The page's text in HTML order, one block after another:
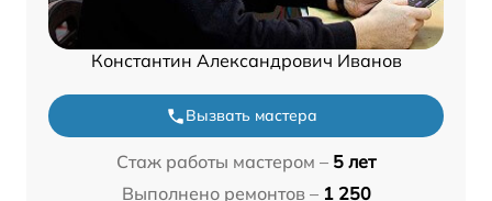
Константин Александрович Иванов
Вызвать мастера
Стаж работы мастером – 5 лет
Выполнено ремонтов – 1 250